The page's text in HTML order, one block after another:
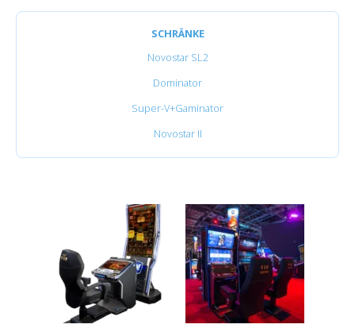
SCHRÄNKE
Novostar SL2
Dominator
Super-V+Gaminator
Novostar II